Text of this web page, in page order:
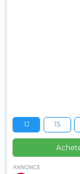
1J 1S
ANNONCE